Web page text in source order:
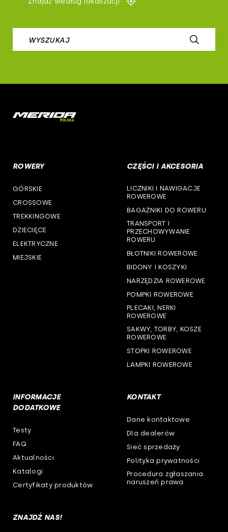
airborne
cst
woj. opolskie
woj. podlaskie
woj. pomorskie
woj. śląskie
woj. warmińsko-mazurskie
WYSZUKAJ
ROWERY
GÓRSKIE
CROSSOWE
TREKKINGOWE
DZIECIĘCE
ELEKTRYCZNE
MIEJSKIE
CZĘŚCI I AKCESORIA
LICZNIKI I NAWIGACJE
ROWEROWE
BAGAŻNIKI DO ROWERU
TRANSPORT I
PRZECHOWYWANIE
ROWERU
BŁOTNIKI ROWEROWE
BIDONY I KOSZYKI
NARZĘDZIA ROWEROWE
POMPKI ROWEROWE
PLECAKI, NERKI
ROWEROWE
SAKWY, TORBY, KOSZE
ROWEROWE
STOPKI ROWEROWE
LAMPKI ROWEROWE
INFORMACJE
DODATKOWE
Testy
FAQ
Aktualności
Katalogi
Certyfikaty produktów
KONTAKT
Dane kontaktowe
Dla dealerów
Sieć sprzedaży
Polityka prywatności
Procedura zgłaszania
naruszeń prawa
ZNAJDŹ NAS!